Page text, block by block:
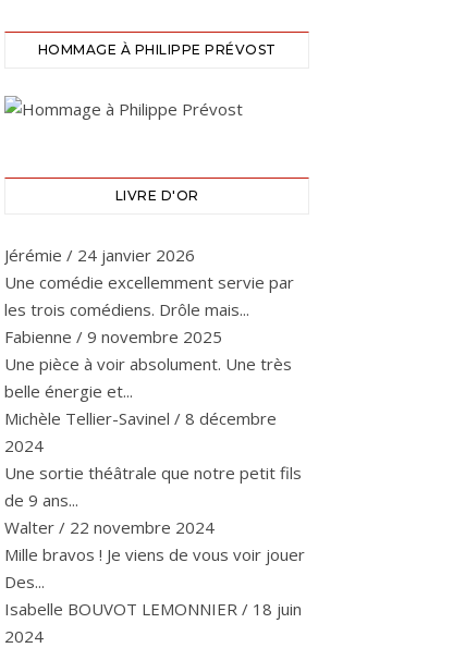
HOMMAGE À PHILIPPE PRÉVOST
LIVRE D'OR
Jérémie / 24 janvier 2026
Une comédie excellemment servie par
les trois comédiens. Drôle mais...
Fabienne / 9 novembre 2025
Une pièce à voir absolument. Une très
belle énergie et...
Michèle Tellier-Savinel / 8 décembre
2024
Une sortie théâtrale que notre petit fils
de 9 ans...
Walter / 22 novembre 2024
Mille bravos ! Je viens de vous voir jouer
Des...
Isabelle BOUVOT LEMONNIER / 18 juin
2024